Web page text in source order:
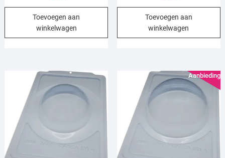
Toevoegen aan
winkelwagen
Toevoegen aan
winkelwagen
Aanbieding!